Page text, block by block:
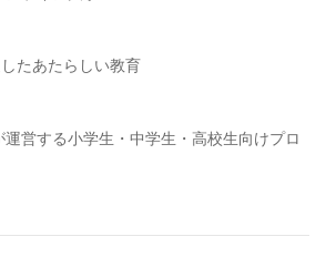
たあたらしい教育
営する小学生・中学生・高校生向けプロ